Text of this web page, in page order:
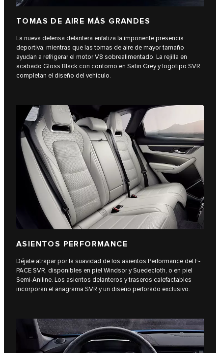
TOMAS DE AIRE MÁS GRANDES
La nueva defensa delantera enfatiza la imponente presencia
deportiva, mientras que las tomas de aire de mayor tamaño
ayudan a refrigerar el motor V8 sobrealimentado. La rejilla en
acabado Gloss Black con contorno en Satin Grey y logotipo SVR
completan el diseño del vehículo.
ASIENTOS PERFORMANCE
Déjate atrapar por la suavidad de los asientos Performance del F-
PACE SVR, disponibles en piel Windsor y Suedecloth, o en piel
Semi-Aniline. Los asientos delanteros y traseros calefactables
incorporan el anagrama SVR y un diseño perforado exclusivo.